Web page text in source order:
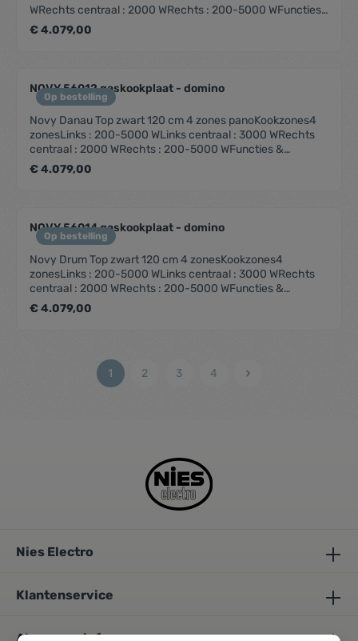
WRechts centraal : 2000 WRechts : 200-5000 WFuncties
& kenmerkenAutomatische
vonkonstekingVlambeveiligingDesignBediening
89Installatiehoogte incl. support bar (mm) 119Technische
eigenschappenAansluitwaarde (W) 14800Elektrische
gewicht (kg) 25,0
€ 4.079,00
Op bestelling
NOVY 56012 gaskookplaat - domino
Novy Danau Top zwart 120 cm 4 zones panoKookzones4
zonesLinks : 200-5000 WLinks centraal : 3000 WRechts
centraal : 2000 WRechts : 200-5000 WFuncties &
kenmerkenAutomatische
vonkonstekingVlambeveiligingDesignBediening
89Installatiehoogte incl. support bar (mm) 119Technische
eigenschappenFrequentie (Hz) 50Netto gewicht (kg) 25,0
€ 4.079,00
Op bestelling
NOVY 56014 gaskookplaat - domino
Novy Drum Top zwart 120 cm 4 zonesKookzones4
zonesLinks : 200-5000 WLinks centraal : 3000 WRechts
centraal : 2000 WRechts : 200-5000 WFuncties &
kenmerkenAutomatische
vonkonstekingVlambeveiligingDesignBediening
89Installatiehoogte incl. support bar (mm) 119Technische
eigenschappenAansluitwaarde (W) 14800Elektrische
aansluiting 220-240V 1L+NFrequentie (Hz) 50Netto
€ 4.079,00
1 2 3 4
Nies Electro
Klantenservice
Algemene info